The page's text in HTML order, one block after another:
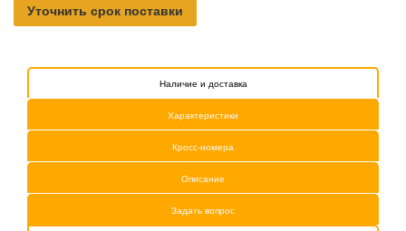
Уточнить срок поставки
Наличие и доставка
Характеристики
Кросс-номера
Описание
Задать вопрос